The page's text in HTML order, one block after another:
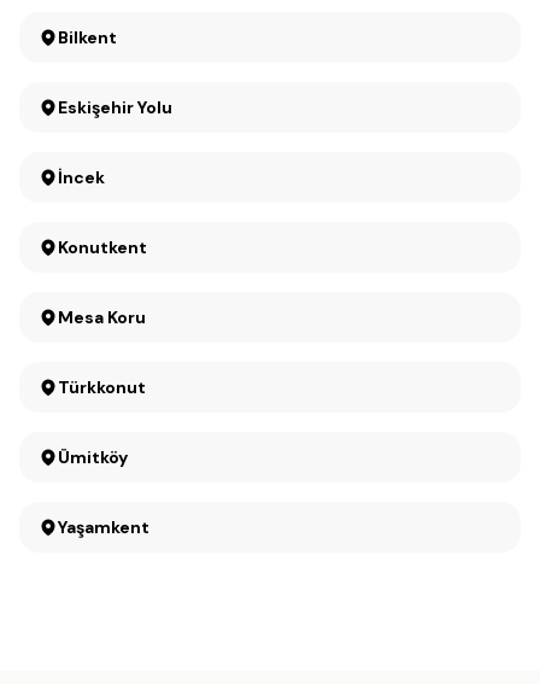
Bilkent
Eskişehir Yolu
İncek
Konutkent
Mesa Koru
Türkkonut
Ümitköy
Yaşamkent